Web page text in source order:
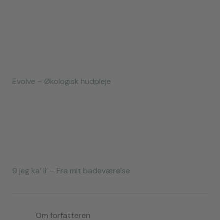
Evolve – Økologisk hudpleje
9 jeg ka’ li’ – Fra mit badeværelse
Om forfatteren